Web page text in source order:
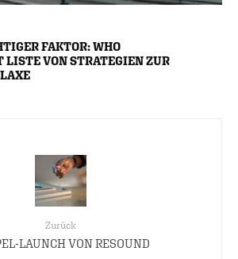
FAKTOR: WHO
LISTE VON STRATEGIEN ZUR
Zurück
LAUNCH VON RESOUND